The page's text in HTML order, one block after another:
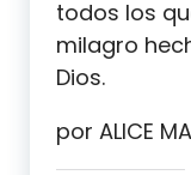
todos los
milagro
Dios.
por ALICE